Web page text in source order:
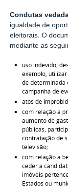
Condutas
igualdade de
eleitorais. O
mediante as
uso indevido,
exemplo,
de determinada
campanha de
atos de
com relação a
aumento de
públicas,
contratação de
televisão;
com relação a
ceder a
imóveis
Estados ou